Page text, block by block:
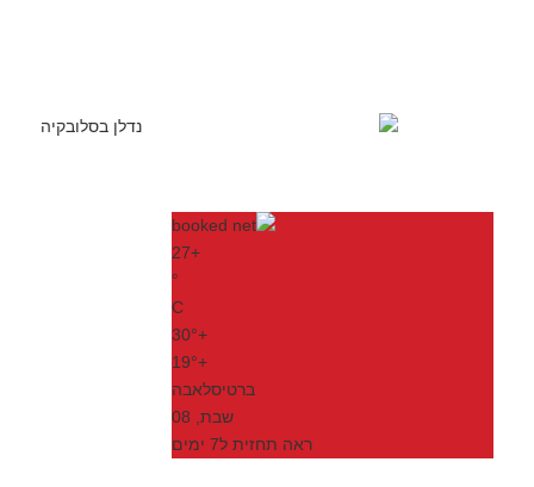
+
27
°
C
+
30°
+
19°
ברטיסלאבה
שבת, 08
ראה תחזית ל7 ימים